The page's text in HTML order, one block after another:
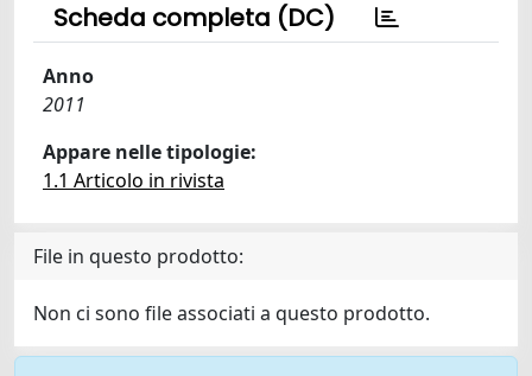
Scheda completa (DC)
Anno
2011
Appare nelle tipologie:
1.1 Articolo in rivista
File in questo prodotto:
Non ci sono file associati a questo prodotto.